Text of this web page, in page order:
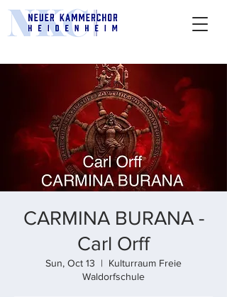
CARMINA BURANA -
Carl Orff
Sun, Oct 13
  |
Kulturraum Freie
Waldorfschule